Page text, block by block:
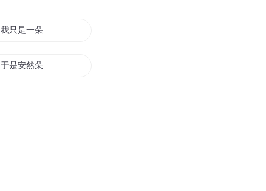
我只是一朵云
于是安然朵朵花开